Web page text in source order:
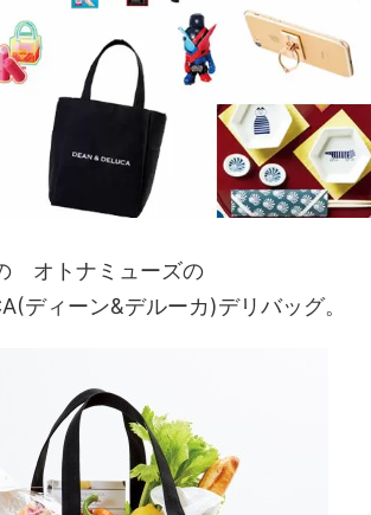
オトナミューズの
ディーン&デルーカ)デリバッグ。